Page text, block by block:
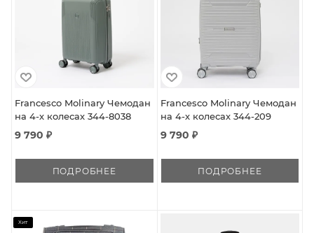
Francesco Molinary Чемодан
на 4-х колесах 344-8038
9 790 ₽
ПОДРОБНЕЕ
Francesco Molinary Чемодан
на 4-х колесах 344-209
9 790 ₽
ПОДРОБНЕЕ
Хит